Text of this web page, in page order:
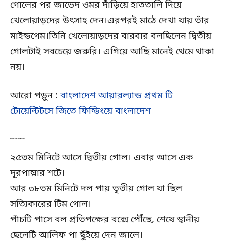
গোলের পর জাভেদ ওমর দাঁড়িয়ে হাততালি দিয়ে
খেলোয়াড়দের উৎসাহ দেন।এরপরই মাঠে দেখা যায় তাঁর
মাইন্ডগেম।তিনি খেলোয়াড়দের বারবার বলছিলেন দ্বিতীয়
গোলটাই সবচেয়ে জরুরি। এগিয়ে আছি মানেই থেমে থাকা
নয়।
আরো পড়ুন :বাংলাদেশ আয়ারল্যান্ড প্রথম টি
টোয়েন্টিটসে জিতে ফিল্ডিংয়ে বাংলাদেশ
প্রথমার্ধের শেষের আগেই ৩ গোল
২৫তম মিনিটে আসে দ্বিতীয় গোল। এবার আসে এক
দূরপাল্লার শটে।
আর ৩৮তম মিনিটে দল পায় তৃতীয় গোল যা ছিল
সত্যিকারের টিম গোল।
পাঁচটি পাসে বল প্রতিপক্ষের বক্সে পৌঁছে, শেষে স্থানীয়
ছেলেটি আলিফ পা ছুঁইয়ে দেন জালে।